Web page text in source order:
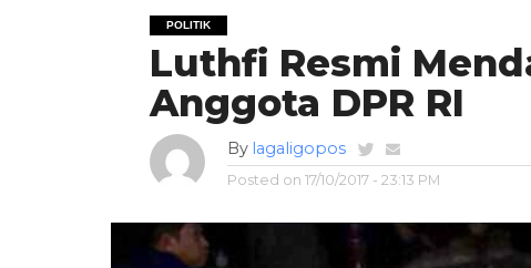
POLITIK
Luthfi Resmi
Anggota DPR RI
By lagaligopos
Posted on 17/10/2017 - 23:13 PM